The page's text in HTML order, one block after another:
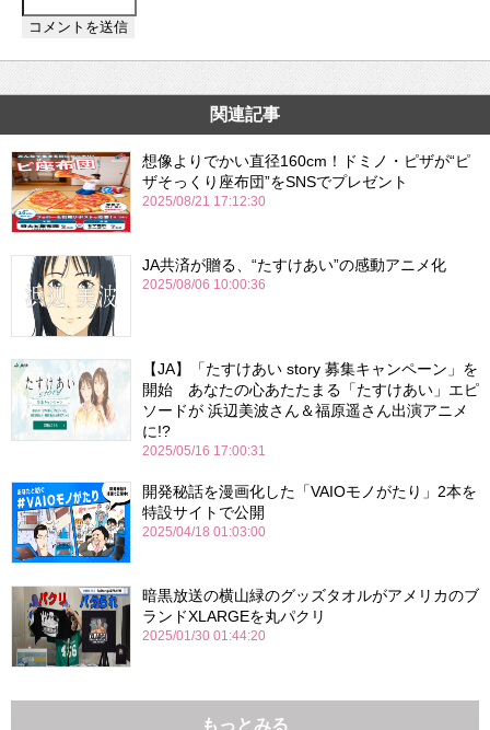
関連記事
想像よりでかい直径160cm！ドミノ・ピザが“ピ
ザそっくり座布団”をSNSでプレゼント
2025/08/21 17:12:30
JA共済が贈る、“たすけあい”の感動アニメ化
2025/08/06 10:00:36
【JA】「たすけあい story 募集キャンペーン」を
開始 あなたの心あたたまる「たすけあい」エピ
ソードが 浜辺美波さん＆福原遥さん出演アニメ
に!?
2025/05/16 17:00:31
開発秘話を漫画化した「VAIOモノがたり」2本を
特設サイトで公開
2025/04/18 01:03:00
暗黒放送の横山緑のグッズタオルがアメリカのブ
ランドXLARGEを丸パクリ
2025/01/30 01:44:20
もっとみる